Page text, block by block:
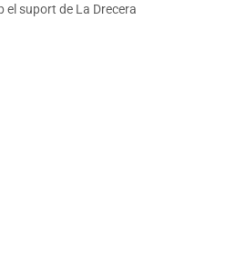
suport de La Drecera